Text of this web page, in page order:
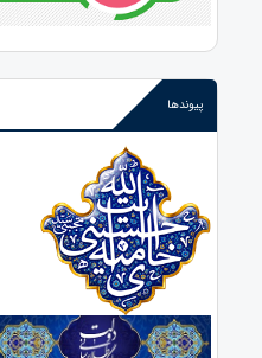
پیوندها